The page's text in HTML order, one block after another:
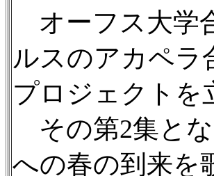
オーフス大学
ルスのアカペラ
プロジェクトを
その第2集と
への春の到来を